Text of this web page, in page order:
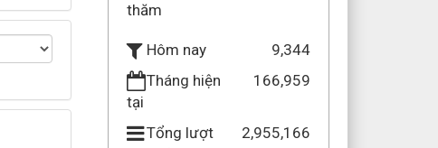
thăm
Hôm nay
9,344
Tháng hiện
tại
166,959
Tổng lượt
2,955,166